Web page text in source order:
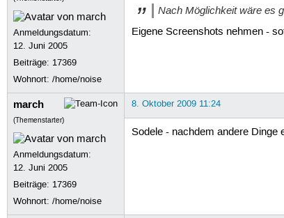
Anmeldungsdatum:
12. Juni 2005
Beiträge: 17369
Wohnort: /home/noise
Nach Möglichkeit wäre es
Eigene Screenshots nehmen -
march
(Themenstarter)
Anmeldungsdatum:
12. Juni 2005
Beiträge: 17369
Wohnort: /home/noise
8. Oktober 2009 11:24
Sodele - nachdem andere